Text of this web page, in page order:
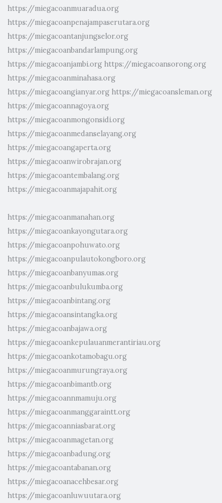
https://miegacoanmuaradua.org
https://miegacoanpenajampaserutara.org
https://miegacoantanjungselor.org
https://miegacoanbandarlampung.org
https://miegacoanjambi.org https://miegacoansorong.org
https://miegacoanminahasa.org
https://miegacoangianyar.org https://miegacoansleman.org
https://miegacoannagoya.org
https://miegacoanmongonsidi.org
https://miegacoanmedanselayang.org
https://miegacoangaperta.org
https://miegacoanwirobrajan.org
https://miegacoantembalang.org
https://miegacoanmajapahit.org
https://miegacoanmanahan.org
https://miegacoankayongutara.org
https://miegacoanpohuwato.org
https://miegacoanpulautokongboro.org
https://miegacoanbanyumas.org
https://miegacoanbulukumba.org
https://miegacoanbintang.org
https://miegacoansintangka.org
https://miegacoanbajawa.org
https://miegacoankepulauanmerantiriau.org
https://miegacoankotamobagu.org
https://miegacoanmurungraya.org
https://miegacoanbimantb.org
https://miegacoannmamuju.org
https://miegacoanmanggaraintt.org
https://miegacoanniasbarat.org
https://miegacoanmagetan.org
https://miegacoanbadung.org
https://miegacoantabanan.org
https://miegacoanacehbesar.org
https://miegacoanluwuutara.org